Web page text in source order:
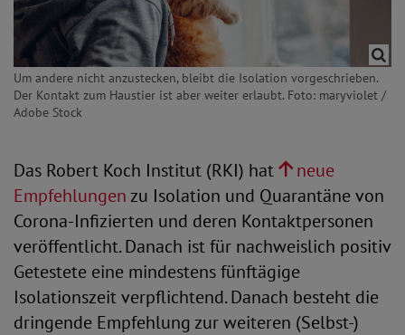
Um andere nicht anzustecken, bleibt die Isolation vorgeschrieben.
Der Kontakt zum Haustier ist aber weiter erlaubt. Foto: maryviolet /
Adobe Stock
Das Robert Koch Institut (RKI) hat
neue
Empfehlungen zu Isolation und Quarantäne von
Corona-Infizierten und deren Kontaktpersonen
veröffentlicht. Danach ist für nachweislich positiv
Getestete eine mindestens fünftägige
Isolationszeit verpflichtend. Danach besteht die
dringende Empfehlung zur weiteren (Selbst-)